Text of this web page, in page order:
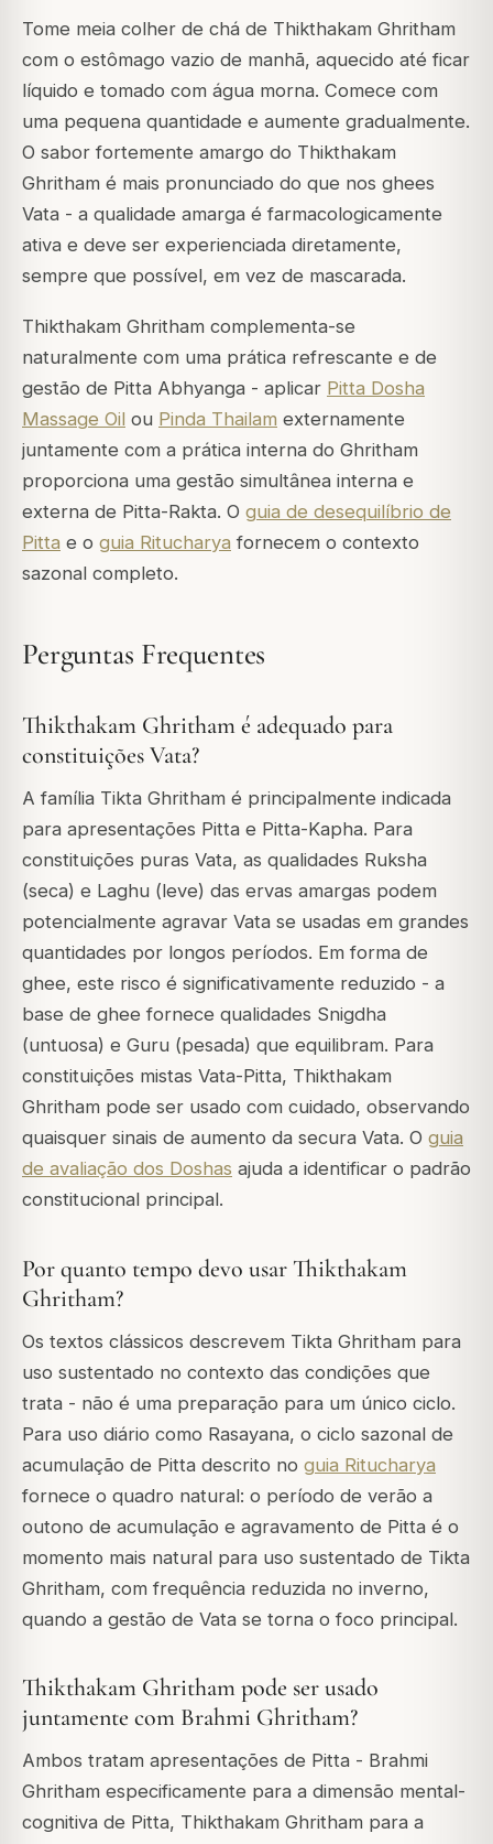
Tome meia colher de chá de Thikthakam Ghritham
com o estômago vazio de manhã, aquecido até ficar
líquido e tomado com água morna. Comece com
uma pequena quantidade e aumente gradualmente.
O sabor fortemente amargo do Thikthakam
Ghritham é mais pronunciado do que nos ghees
Vata - a qualidade amarga é farmacologicamente
ativa e deve ser experienciada diretamente,
sempre que possível, em vez de mascarada.
Thikthakam Ghritham complementa-se
naturalmente com uma prática refrescante e de
gestão de Pitta Abhyanga - aplicar Pitta Dosha
Massage Oil ou Pinda Thailam externamente
juntamente com a prática interna do Ghritham
proporciona uma gestão simultânea interna e
externa de Pitta-Rakta. O guia de desequilíbrio de
Pitta e o guia Ritucharya fornecem o contexto
sazonal completo.
Perguntas Frequentes
Thikthakam Ghritham é adequado para
constituições Vata?
A família Tikta Ghritham é principalmente indicada
para apresentações Pitta e Pitta-Kapha. Para
constituições puras Vata, as qualidades Ruksha
(seca) e Laghu (leve) das ervas amargas podem
potencialmente agravar Vata se usadas em grandes
quantidades por longos períodos. Em forma de
ghee, este risco é significativamente reduzido - a
base de ghee fornece qualidades Snigdha
(untuosa) e Guru (pesada) que equilibram. Para
constituições mistas Vata-Pitta, Thikthakam
Ghritham pode ser usado com cuidado, observando
quaisquer sinais de aumento da secura Vata. O guia
de avaliação dos Doshas ajuda a identificar o padrão
constitucional principal.
Por quanto tempo devo usar Thikthakam
Ghritham?
Os textos clássicos descrevem Tikta Ghritham para
uso sustentado no contexto das condições que
trata - não é uma preparação para um único ciclo.
Para uso diário como Rasayana, o ciclo sazonal de
acumulação de Pitta descrito no guia Ritucharya
fornece o quadro natural: o período de verão a
outono de acumulação e agravamento de Pitta é o
momento mais natural para uso sustentado de Tikta
Ghritham, com frequência reduzida no inverno,
quando a gestão de Vata se torna o foco principal.
Thikthakam Ghritham pode ser usado
juntamente com Brahmi Ghritham?
Ambos tratam apresentações de Pitta - Brahmi
Ghritham especificamente para a dimensão mental-
cognitiva de Pitta, Thikthakam Ghritham para a